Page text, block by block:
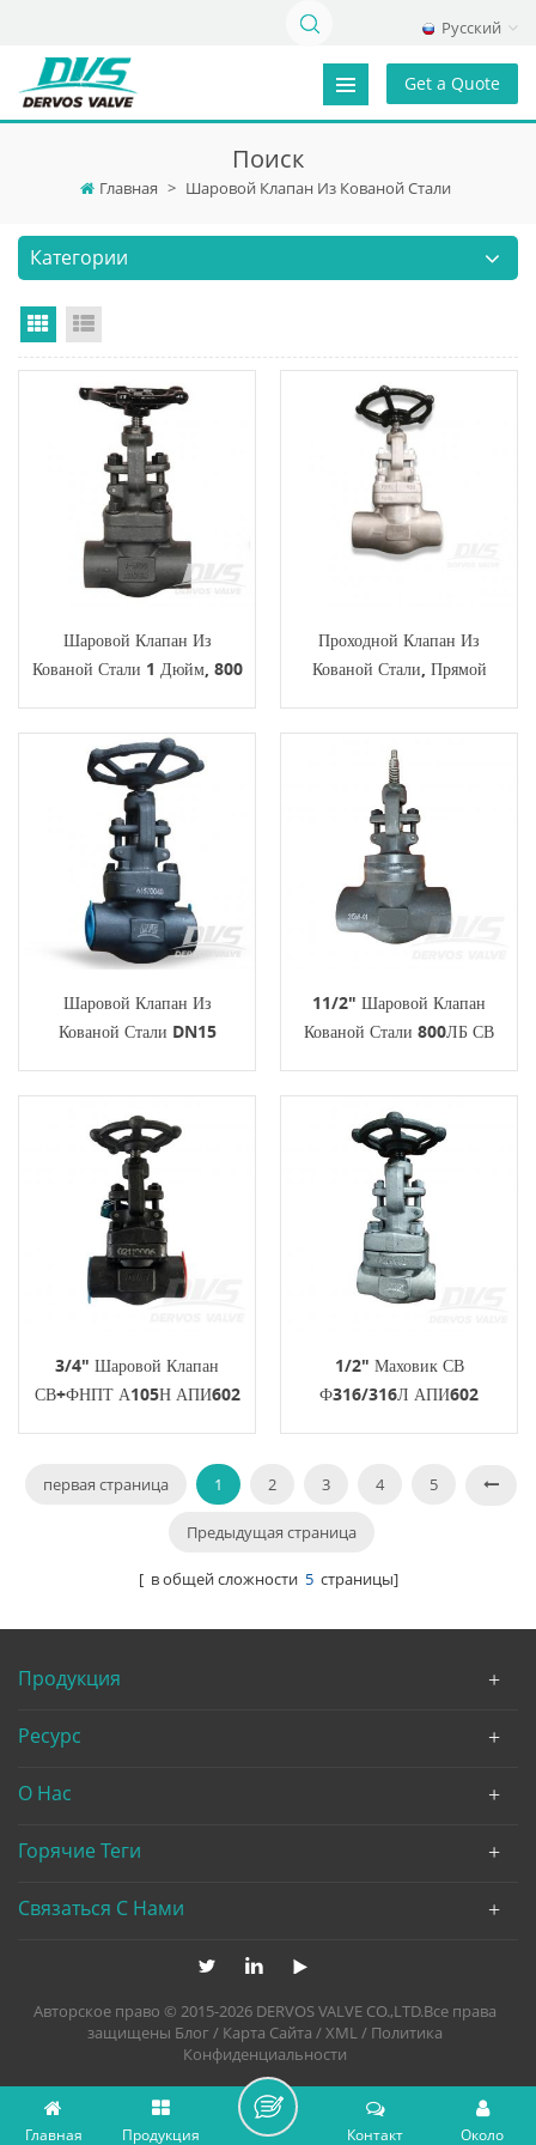
Русский
Get a Quote
Поиск
Главная > Шаровой Клапан Из Кованой Стали
Категории
Grid View
Шаровой Клапан Из
Кованой Стали 1 Дюйм, 800
Проходной Клапан Из
Кованой Стали, Прямой
Шаровой Клапан Из
Кованой Стали DN15
11/2" Шаровой Клапан
Кованой Стали 800ЛБ СВ
3/4" Шаровой Клапан
СВ+ФНПТ А105Н АПИ602
1/2" Маховик СВ
Ф316/316Л АПИ602
первая страница 1 2 3 4 5
Предыдущая страница
[ в общей сложности 5страницы]
Продукция
Ресурс
О Нас
Горячие Теги
Связаться С Нами
Авторское право © 2015-2026 DERVOS VALVE CO.,LTD.Все права
защищены Блог / Карта Сайта /XML/ Политика
Конфиденциальности
Главная Продукция Около
Контакт